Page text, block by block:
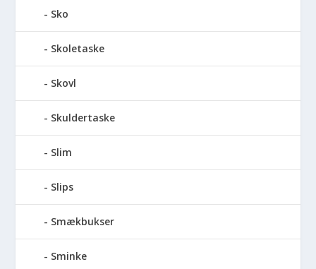
Sko
Skoletaske
Skovl
Skuldertaske
Slim
Slips
Smækbukser
Sminke